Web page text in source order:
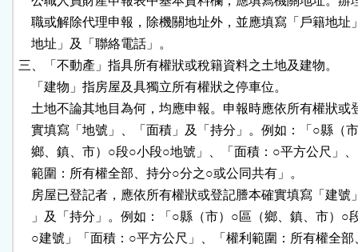
職或解除代理申報，除機關地址外，並應填寫「戶籍地址
    地址」及「聯絡電話」。
三、「不動產」指具所有權狀或稅籍資料之土地及建物。
    「建物」指房屋及具獨立所有權狀之停車位。
土地不論其地目為何，均應申報。申報時應依所有權狀或
實填寫「地號」、「面積」及「持分」。例如：「○縣（
鄉、鎮、市）○段○小段○地號」、「面積：○平方公尺」
    範圍：所有權全部、持分○分之○或公同共有」。
房屋已登記者，應依所有權狀或登記謄本確實填寫「建號
」及「持分」。例如：「○縣（市）○區（鄉、鎮、市）○
○建號」「面積：○平方公尺」、「權利範圍：所有權全